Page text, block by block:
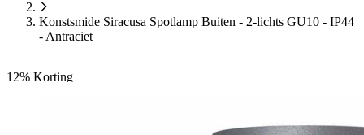
Konstsmide Siracusa Spotlamp Buiten - 2-lichts GU10 - IP44
- Antraciet
12% Korting